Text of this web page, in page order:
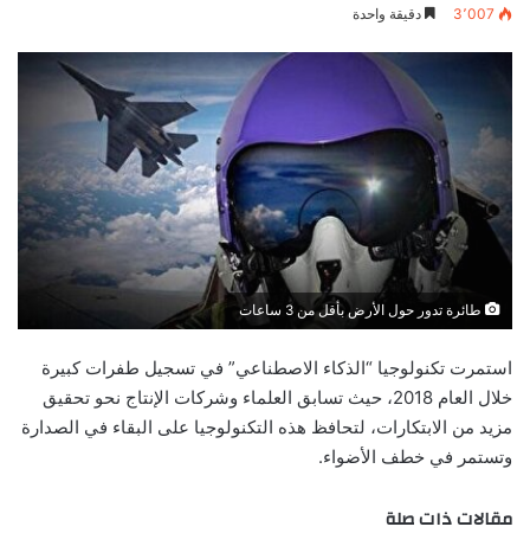
3٬007 دقيقة واحدة
طائرة تدور حول الأرض بأقل من 3 ساعات
استمرت تكنولوجيا “الذكاء الاصطناعي” في تسجيل طفرات كبيرة
خلال العام 2018، حيث تسابق العلماء وشركات الإنتاج نحو تحقيق
مزيد من الابتكارات، لتحافظ هذه التكنولوجيا على البقاء في الصدارة
وتستمر في خطف الأضواء.
مقالات ذات صلة